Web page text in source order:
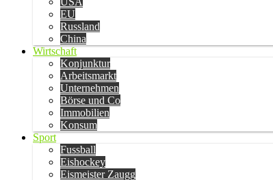
EU
Russland
China
Wirtschaft
Konjunktur
Arbeitsmarkt
Unternehmen
Börse und Co
Immobilien
Konsum
Sport
Fussball
Eishockey
Eismeister Zaugg